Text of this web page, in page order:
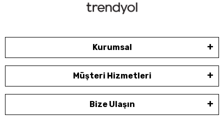
Kurumsal
Müşteri Hizmetleri
Bize Ulaşın